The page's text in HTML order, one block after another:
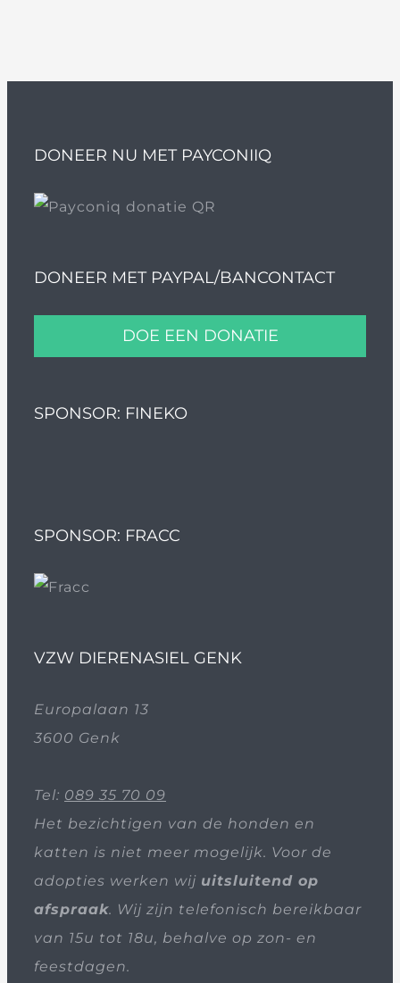
DONEER NU MET PAYCONIIQ
DONEER MET PAYPAL/BANCONTACT
DOE EEN DONATIE
SPONSOR: FINEKO
SPONSOR: FRACC
VZW DIERENASIEL GENK
Europalaan 13
3600 Genk
Tel: 089 35 70 09
Het bezichtigen van de honden en
katten is niet meer mogelijk. Voor de
adopties werken wij uitsluitend op
afspraak. Wij zijn telefonisch bereikbaar
van 15u tot 18u, behalve op zon- en
feestdagen.